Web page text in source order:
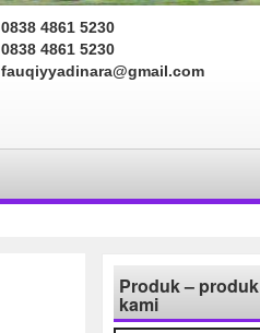
0838 4861 5230
0838 4861 5230
fauqiyyadinara@gmail.com
Produk – produk
kami